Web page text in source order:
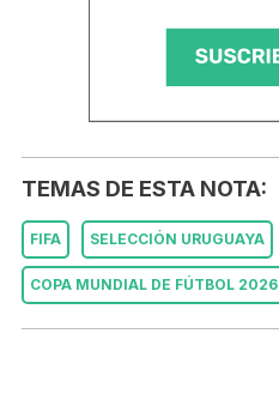
TEMAS DE ESTA NOTA:
FIFA SELECCIÓN URUGUAYA
COPA MUNDIAL DE FÚTBOL 2026